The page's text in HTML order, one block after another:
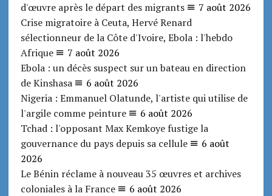
d'œuvre après le départ des migrants
7 août 2026
Crise migratoire à Ceuta, Hervé Renard
sélectionneur de la Côte d'Ivoire, Ebola : l'hebdo
Afrique
7 août 2026
Ebola : un décès suspect sur un bateau en direction
de Kinshasa
6 août 2026
Nigeria : Emmanuel Olatunde, l'artiste qui utilise de
l'argile comme peinture
6 août 2026
Tchad : l'opposant Max Kemkoye fustige la
gouvernance du pays depuis sa cellule
6 août
2026
Le Bénin réclame à nouveau 35 œuvres et archives
coloniales à la France
6 août 2026